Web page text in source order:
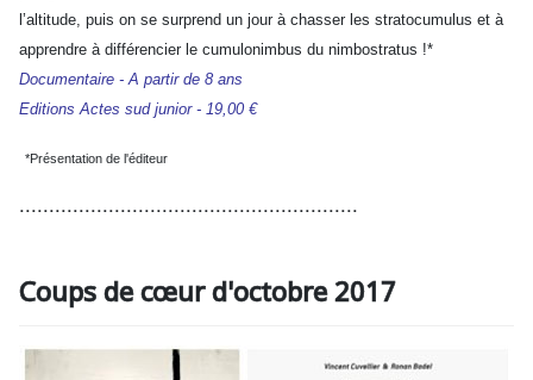
l’altitude, puis on se surprend un jour à chasser les stratocumulus et à
apprendre à différencier le cumulonimbus du nimbostratus !*
Documentaire - A partir de 8 ans
Editions Actes sud junior - 19,00 €
*Présentation de l'éditeur
.........................................................
Coups de cœur d'octobre 2017